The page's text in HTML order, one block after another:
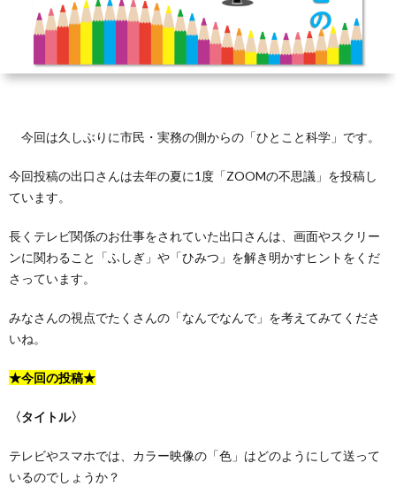
今回は久しぶりに市民・実務の側からの「ひとこと科学」です。
今回投稿の出口さんは去年の夏に1度「ZOOMの不思議」を投稿し
ています。
長くテレビ関係のお仕事をされていた出口さんは、画面やスクリー
ンに関わること「ふしぎ」や「ひみつ」を解き明かすヒントをくだ
さっています。
みなさんの視点でたくさんの「なんでなんで」を考えてみてくださ
いね。
★今回の投稿★
〈タイトル〉
テレビやスマホでは、カラー映像の「色」はどのようにして送って
いるのでしょうか？